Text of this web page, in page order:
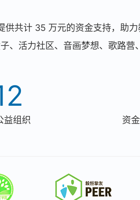
共计 35 万元的资金支持，助
、活力社区、音画梦想、歌路营
益组织 资